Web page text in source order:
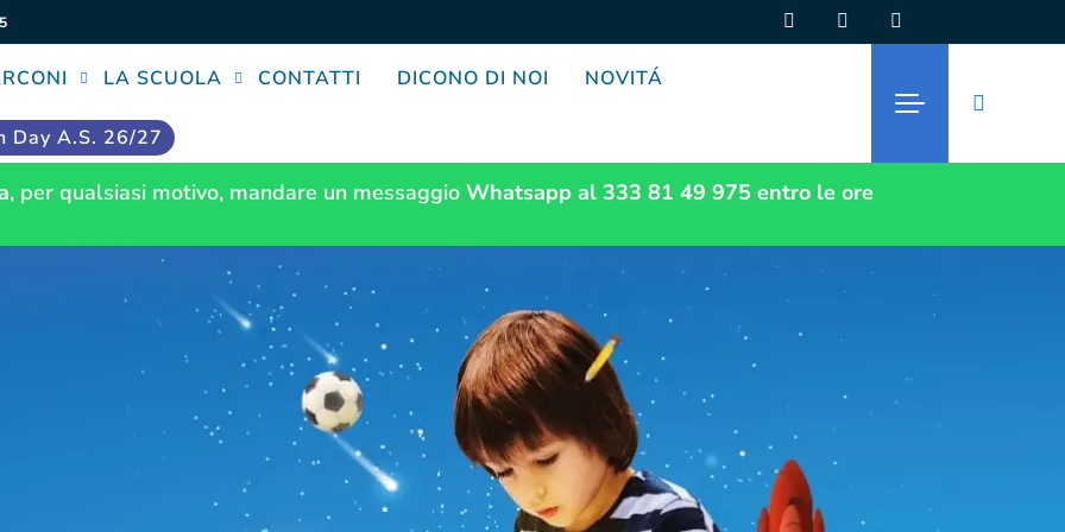
LA SCUOLA CONTATTI DICONO DI NOI NOVITÁ
Day A.S. 26/27
, per qualsiasi motivo, mandare un messaggioWhatsapp al 333 81 49 975 entro le ore